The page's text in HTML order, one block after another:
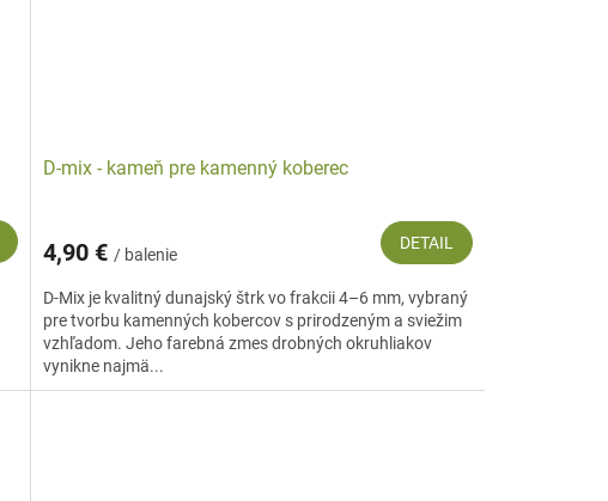
D-mix - kameň pre kamenný koberec
4,90 € / balenie
DETAIL
D-Mix je kvalitný dunajský štrk vo frakcii 4–6 mm, vybraný
pre tvorbu kamenných kobercov s prirodzeným a sviežim
vzhľadom. Jeho farebná zmes drobných okruhliakov
vynikne najmä...